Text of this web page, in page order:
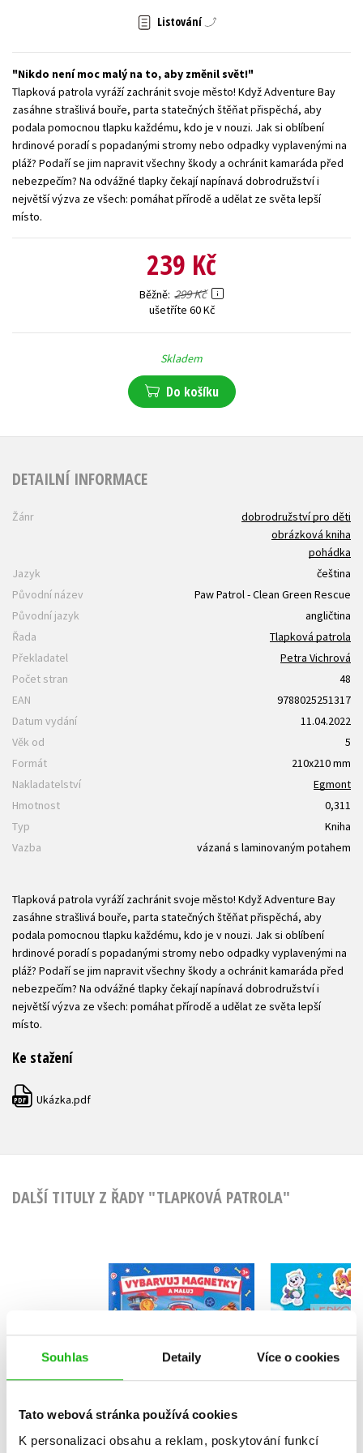
Souhlas Detaily Více o cookies
Tato webová stránka používá cookies
K personalizaci obsahu a reklam, poskytování funkcí
Zahraniční literatura
Listování
Nikdo není moc malý na to, aby změnil svět!
Tlapková patrola vyráží zachránit svoje město! Když Adventure Bay
zasáhne strašlivá bouře, parta statečných štěňat přispěchá, aby
podala pomocnou tlapku každému, kdo je v nouzi. Jak si oblíbení
hrdinové poradí s popadanými stromy nebo odpadky vyplavenými na
pláž? Podaří se jim napravit všechny škody a ochránit kamaráda před
nebezpečím? Na odvážné tlapky čekají napínavá dobrodružství i
největší výzva ze všech: pomáhat přírodě a udělat ze světa lepší
místo.
239 Kč
Běžně 299 Kč
ušetříte 60 Kč
Skladem
Do košíku
DETAILNÍ INFORMACE
Žánr
dobrodružství pro děti
obrázková kniha
pohádka
Jazyk
čeština
Původní název
Paw Patrol - Clean Green Rescue
Původní jazyk
angličtina
Řada
Tlapková patrola
Překladatel
Petra Vichrová
Počet stran
48
EAN
9788025251317
Datum vydání
11.04.2022
Věk od
5
Formát
210x210 mm
Nakladatelství
Egmont
Hmotnost
0,311
Typ
Kniha
Vazba
vázaná s laminovaným potahem
Tlapková patrola vyráží zachránit svoje město! Když Adventure Bay
zasáhne strašlivá bouře, parta statečných štěňat přispěchá, aby
podala pomocnou tlapku každému, kdo je v nouzi. Jak si oblíbení
hrdinové poradí s popadanými stromy nebo odpadky vyplavenými na
pláž? Podaří se jim napravit všechny škody a ochránit kamaráda před
nebezpečím? Na odvážné tlapky čekají napínavá dobrodružství i
největší výzva ze všech: pomáhat přírodě a udělat ze světa lepší
místo.
Ke stažení
PDF Ukázka.pdf
DALŠÍ TITULY Z ŘADY "TLAPKOVÁ PATROLA"
Tlapková patrola -
Vybarvuj magnetky
Do košíku
Tlapková